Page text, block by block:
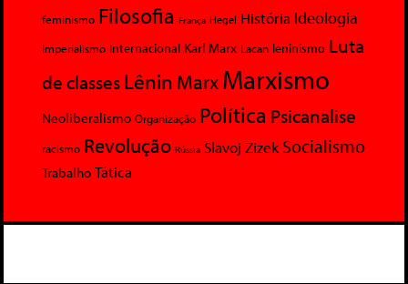
feminismo Filosofia França Hegel História Ideologia
Imperialismo Internacional Karl Marx Lacan leninismo Luta
de classesLênin MarxMarxismo
Neoliberalismo Organização Política Psicanalise
racismo Revolução Rússia Slavoj Zizek Socialismo
Trabalho Tática